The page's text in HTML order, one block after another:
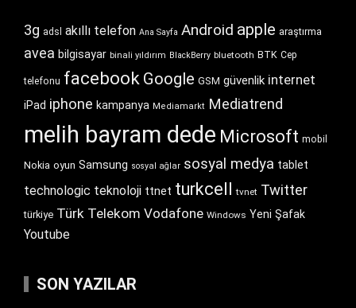
3g adsl akıllı telefon Ana Sayfa Android apple araştırma
avea bilgisayar binali yıldırım BlackBerry bluetooth BTK Cep
telefonu facebook Google GSM güvenlik internet
iPad iphone kampanya Mediamarkt Mediatrend
melih bayram dede Microsoft mobil
Nokia oyun Samsung sosyal ağlar sosyal medya tablet
technologic teknoloji ttnet turkcell tvnet Twitter
türkiye Türk Telekom Vodafone Windows Yeni Şafak
Youtube
SON YAZILAR